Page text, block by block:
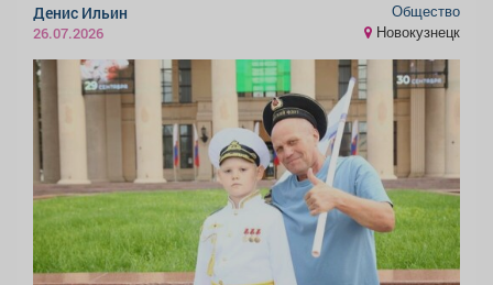
Денис Ильин
26.07.2026
Общество
Новокузнецк